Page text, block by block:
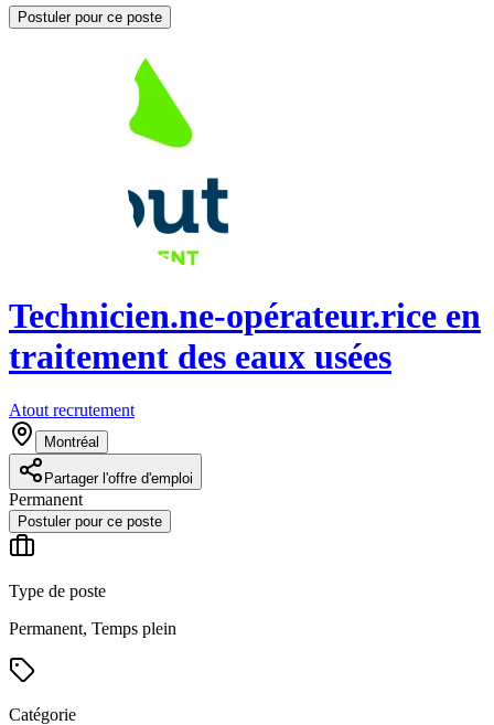
Postuler pour ce poste
Technicien.ne-opérateur.rice en
traitement des eaux usées
Atout recrutement
Montréal
Partager l'offre d'emploi
Permanent
Postuler pour ce poste
Type de poste
Permanent, Temps plein
Catégorie